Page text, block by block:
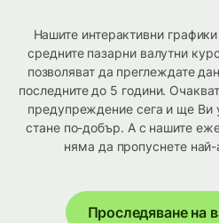
Нашите интерактивни
средните пазарни валутни
позволяват да преглеждате
последните до 5 години.
предупреждение сега и ще Ви
стане по-добър. А с нашите
няма да пропуснете най-
Проследяване на